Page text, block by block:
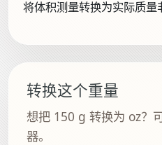
将体积测量转换为实际质量
转换这个重量
想把 150 g 转换为 oz？
器。